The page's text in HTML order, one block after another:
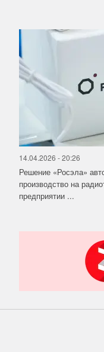
14.04.2026 - 20:26
Решение «Росэла»
производство на
предприятии ...